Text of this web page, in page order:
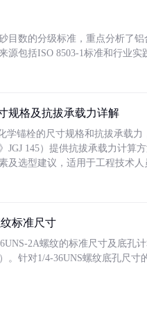
目数的分级标准，重点分析了
源包括ISO 8503-1标准和行业
规格及抗拔承载力详解
学锚栓的尺寸规格和抗拔承载
JGJ 145）提供抗拔承载力计算
及选型建议，适用于工程技术人
标准尺寸
2A螺纹的标准尺寸及底孔
）。针对1/4-36UNS螺纹底孔尺